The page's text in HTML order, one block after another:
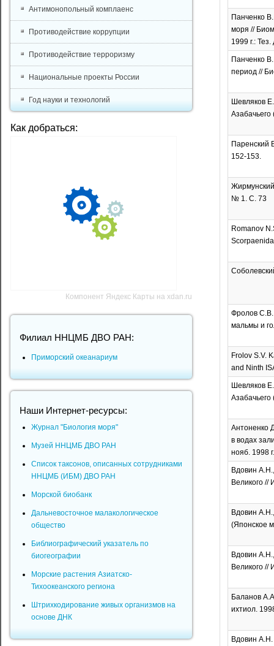
Панченко
моря //
1999 г.:
Панченко
период //
Шевляков
Паренский
152-153.
№ 1. С. 73
Romanov
Фролов
мальмы и
Frolov S.V.
and Ninth
Шевляков
Антоненко
в водах
нояб. 1998
Вдовин
Великого
Вдовин
(Японское
Вдовин
Великого
Баланов
ихтиол.
Вдовин
Антимонопольный комплаенс
Противодействие коррупции
Противодействие терроризму
Национальные проекты России
Год науки и технологий
Как добраться:
Компонент Яндекс Карты на xdan.ru
Филиал ННЦМБ ДВО РАН:
Приморский океанариум
Наши Интернет-ресурсы:
Журнал "Биология моря"
Музей ННЦМБ ДВО РАН
Список таксонов, описанных сотрудниками
ННЦМБ (ИБМ) ДВО РАН
Морской биобанк
Дальневосточное малакологическое
общество
Библиографический указатель по
биогеографии
Морские растения Азиатско-
Тихоокеанского региона
Штрихкодирование живых организмов на
основе ДНК